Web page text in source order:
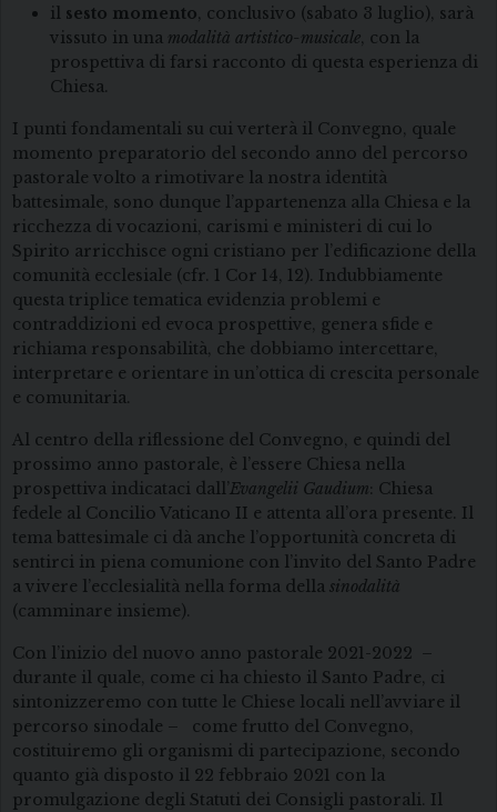
il sesto momento, conclusivo (sabato 3 luglio), sarà
vissuto in una modalità artistico-musicale, con la
prospettiva di farsi racconto di questa esperienza di
Chiesa.
I punti fondamentali su cui verterà il Convegno, quale
momento preparatorio del secondo anno del percorso
pastorale volto a rimotivare la nostra identità
battesimale, sono dunque l’appartenenza alla Chiesa e la
ricchezza di vocazioni, carismi e ministeri di cui lo
Spirito arricchisce ogni cristiano per l’edificazione della
comunità ecclesiale (cfr. 1 Cor 14, 12). Indubbiamente
questa triplice tematica evidenzia problemi e
contraddizioni ed evoca prospettive, genera sfide e
richiama responsabilità, che dobbiamo intercettare,
interpretare e orientare in un’ottica di crescita personale
e comunitaria.
Al centro della riflessione del Convegno, e quindi del
prossimo anno pastorale, è l’essere Chiesa nella
prospettiva indicataci dall’Evangelii Gaudium: Chiesa
fedele al Concilio Vaticano II e attenta all’ora presente. Il
tema battesimale ci dà anche l’opportunità concreta di
sentirci in piena comunione con l’invito del Santo Padre
a vivere l’ecclesialità nella forma della sinodalità
(camminare insieme).
Con l’inizio del nuovo anno pastorale 2021-2022 –
durante il quale, come ci ha chiesto il Santo Padre, ci
sintonizzeremo con tutte le Chiese locali nell’avviare il
percorso sinodale – come frutto del Convegno,
costituiremo gli organismi di partecipazione, secondo
quanto già disposto il 22 febbraio 2021 con la
promulgazione degli Statuti dei Consigli pastorali. Il